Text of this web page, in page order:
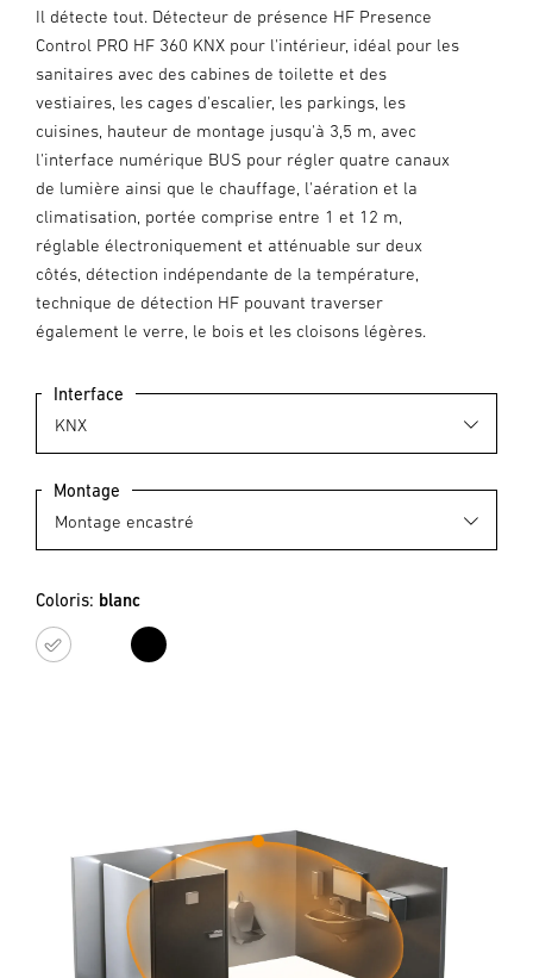
Il détecte tout. Détecteur de présence HF Presence
Control PRO HF 360 KNX pour l'intérieur, idéal pour les
sanitaires avec des cabines de toilette et des
vestiaires, les cages d'escalier, les parkings, les
cuisines, hauteur de montage jusqu'à 3,5 m, avec
l'interface numérique BUS pour régler quatre canaux
de lumière ainsi que le chauffage, l'aération et la
climatisation, portée comprise entre 1 et 12 m,
réglable électroniquement et atténuable sur deux
côtés, détection indépendante de la température,
technique de détection HF pouvant traverser
également le verre, le bois et les cloisons légères.
Interface
Montage
Coloris: blanc
blanc noir